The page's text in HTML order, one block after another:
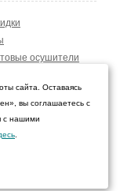
осушители
сайта. Оставаясь
вы соглашаетесь с
с нашими